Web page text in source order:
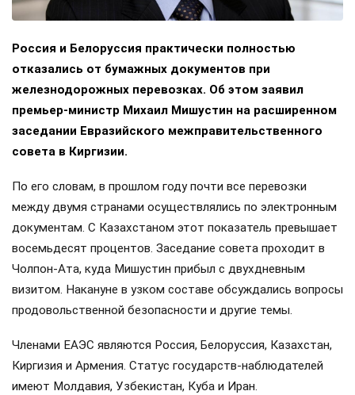
Россия и Белоруссия практически полностью
отказались от бумажных документов при
железнодорожных перевозках. Об этом заявил
премьер-министр Михаил Мишустин на расширенном
заседании Евразийского межправительственного
совета в Киргизии.
По его словам, в прошлом году почти все перевозки
между двумя странами осуществлялись по электронным
документам. С Казахстаном этот показатель превышает
восемьдесят процентов. Заседание совета проходит в
Чолпон-Ата, куда Мишустин прибыл с двухдневным
визитом. Накануне в узком составе обсуждались вопросы
продовольственной безопасности и другие темы.
Членами ЕАЭС являются Россия, Белоруссия, Казахстан,
Киргизия и Армения. Статус государств-наблюдателей
имеют Молдавия, Узбекистан, Куба и Иран.